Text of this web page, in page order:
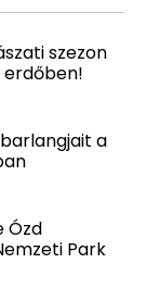
szezon
erdőben!
a
Ózd
Park